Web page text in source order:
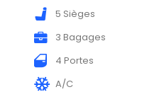
5 Sièges
3 Bagages
4 Portes
A/C